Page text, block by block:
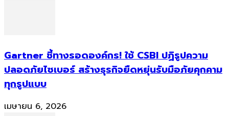
Gartner ชี้ทางรอดองค์กร! ใช้ CSBI ปฏิรูปความ
ปลอดภัยไซเบอร์ สร้างธุรกิจยืดหยุ่นรับมือภัยคุกคาม
ทุกรูปแบบ
เมษายน 6, 2026